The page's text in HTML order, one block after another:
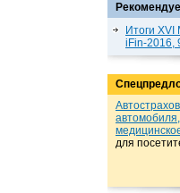
Итоги
iFin-2016,
для